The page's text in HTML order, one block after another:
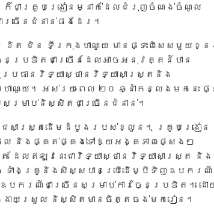
ក៏ជាគ្រូបង្រៀនម្នាក់ដែលជំរុញចំណង់ចំណូល
រើនជំនាន់ផងដែរ។
ត​ ជិន ទីក្រុងហាណូយ មានផ្ទះពិសេសមួយខ្ន
នៃប្រឌិតជាច្រើនដែលអាចអនុវត្តន៍បាន
រធានវិទ្យាស្ថានវិទ្យាសាស្ត្រនិង
ណូយ។ អស់រយៈពេល ២០ ឆ្នាំកន្លងមកនេះ ផ្
ម្រាប់និស្សិតជាច្រើនជំនាន់។
ជ្ជសាស្ត្រដើមដំបូងរបស់ខ្លួន។ គ្រូបង្រៀន
ល និងផ្គត់ផ្គង់ទៅឱ្យអង្គភាពផ្សេងៗ
លឥឡូវនេះជាវិទ្យាស្ថានវិទ្យាសាស្ត្រ និង
ាំងគ្រូនិងសិស្សបានប្រើដើម្បីទិញឧបករណ៍
បករណ៍ជាច្រើនសម្រាប់ការច្នៃប្រឌិត។ ដោ
ងាយស្រួល និស្សិតមានចិត្តចង់មករៀន។